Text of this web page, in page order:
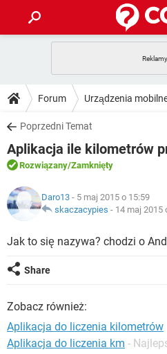
GRY
SPOTIFY
INSTAGRAM
WINDOWS 10
PORADY
PlayStation
SPOTIFY
INSTAGRAM
WINDOWS 10
DO POBRANIA
ANDROID
GRY
IOS
INSTAGRAM
WINDOWS 10
FORUM
COVID-19
GRY
ARTYKUŁY
COVID-19
GRY
SPOTIFY
Forum Urządzenia
Poprzedni Temat
Aplikacja ile kilometrów
Rozwiązany/Zamknięty
Daro13 - 5 maj 2015 o 15:59
skaczacypies - 14 maj 2015
Jak to się nazywa? chodzi o
Share
Zobacz również:
Aplikacja do liczenia kilometrów
Aplikacja do liczenia km -